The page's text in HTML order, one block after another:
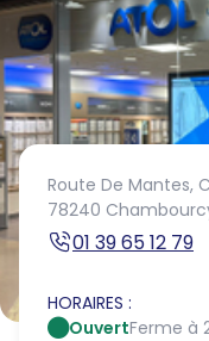
Route De Mantes,
78240
01 39 65 12 79
HORAIRES :
OuvertFerme à